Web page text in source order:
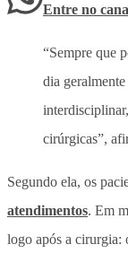
Entre no
“Sempre que
dia
cirúrgicas”,
Segundo ela, os
atendimentos. Em
logo após a cirurgia: